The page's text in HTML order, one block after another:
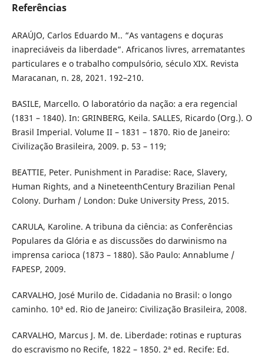
Referências
ARAÚJO, Carlos Eduardo M.. “As vantagens e doçuras
inapreciáveis da liberdade”. Africanos livres, arrematantes
particulares e o trabalho compulsório, século XIX. Revista
Maracanan, n. 28, 2021. 192–210.
BASILE, Marcello. O laboratório da nação: a era regencial
(1831 – 1840). In: GRINBERG, Keila. SALLES, Ricardo (Org.). O
Brasil Imperial. Volume II – 1831 – 1870. Rio de Janeiro:
Civilização Brasileira, 2009. p. 53 – 119;
BEATTIE, Peter. Punishment in Paradise: Race, Slavery,
Human Rights, and a NineteenthCentury Brazilian Penal
Colony. Durham / London: Duke University Press, 2015.
CARULA, Karoline. A tribuna da ciência: as Conferências
Populares da Glória e as discussões do darwinismo na
imprensa carioca (1873 – 1880). São Paulo: Annablume /
FAPESP, 2009.
CARVALHO, José Murilo de. Cidadania no Brasil: o longo
caminho. 10ª ed. Rio de Janeiro: Civilização Brasileira, 2008.
CARVALHO, Marcus J. M. de. Liberdade: rotinas e rupturas
do escravismo no Recife, 1822 – 1850. 2ª ed. Recife: Ed.